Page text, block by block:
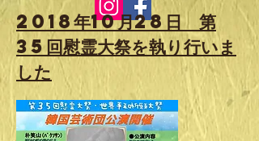
​2018年10月28日 第
35回慰霊大祭を執り行いま
した